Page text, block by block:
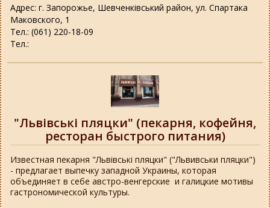
Адрес: г. Запорожье, Шевченківський район, ул. Спартака
Маковского, 1
Тел.: (061) 220-18-09
Тел.:
"Львівські пляцки" (пекарня, кофейня,
ресторан быстрого питания)
Известная пекарня "Львівські пляцки" ("Львивськи пляцки")
- предлагает выпечку западной Украины, которая
объединяет в себе австро-венгерские и галицкие мотивы
гастрономической культуры.